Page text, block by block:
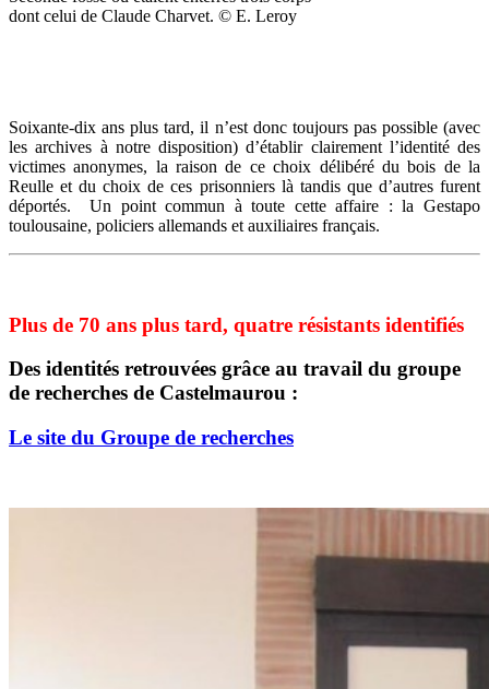
dont celui de Claude Charvet. © E. Leroy
Soixante-dix ans plus tard, il n’est donc toujours pas possible (avec
les archives à notre disposition) d’établir clairement l’identité des
victimes anonymes, la raison de ce choix délibéré du bois de la
Reulle et du choix de ces prisonniers là tandis que d’autres furent
déportés. Un point commun à toute cette affaire : la Gestapo
toulousaine, policiers allemands et auxiliaires français.
Plus de 70 ans plus tard, quatre résistants identifiés
Des identités retrouvées grâce au travail du groupe
de recherches de Castelmaurou :
Le site du Groupe de recherches